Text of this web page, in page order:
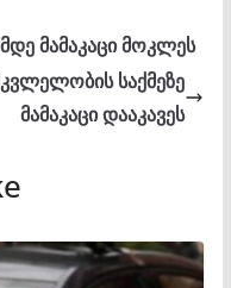
მამაკაცი მოკლეს
საქმეზე
მამაკაცი დააკავეს